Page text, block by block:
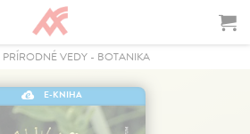
PRÍRODNÉ VEDY- BOTANIKA
E-KNIHA